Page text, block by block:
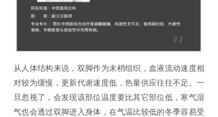
从人体结构来说，双脚作为末梢组织，血液流动速度相
对较为缓慢，更新代谢速度低，热量供应往往不足。一
旦忽视了，会发现该部位温度要比其它部位低，寒气湿
气也会透过双脚进入身体，在气温比较低的冬季容易受